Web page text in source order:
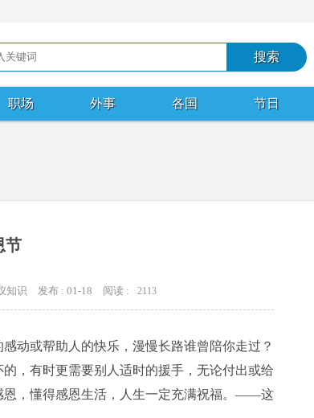
职场 外事 各国 节日
节
知识 发布 : 01-18 阅读 : 2113
动或帮助人的快乐，漫慢长路谁曾陪你走过？
，有时更需要别人适时的援手，无论付出或给
恩，懂得感恩生活，人生一定充满祝福。——这